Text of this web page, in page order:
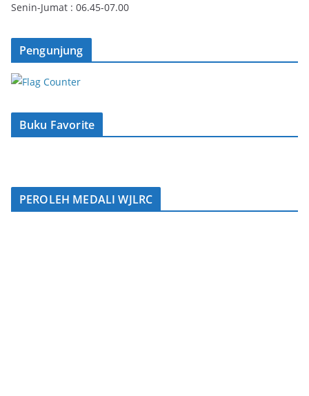
Senin-Jumat : 06.45-07.00
Pengunjung
Buku Favorite
PEROLEH MEDALI WJLRC